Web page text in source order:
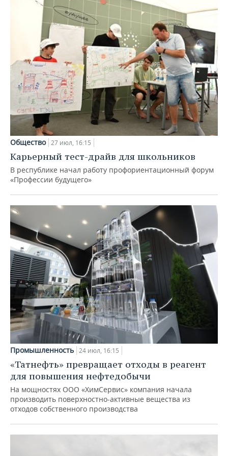
Общество 27 июл, 16:15
Карьерный тест-драйв для школьников
В республике начал работу профориентационный форум
«Профессии будущего»
Промышленность 24 июл, 16:15
«Татнефть» превращает отходы в реагент
для повышения нефтедобычи
На мощностях ООО «ХимСервис» компания начала
производить поверхностно-активные вещества из
отходов собственного производства